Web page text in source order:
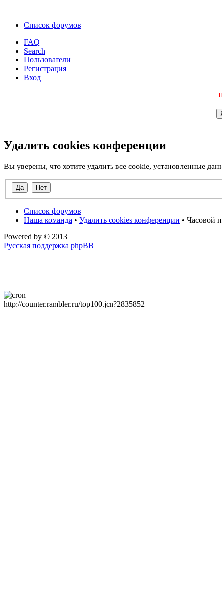
Список форумов
FAQ
Search
Пользователи
Регистрация
Вход
Удалить cookies конференции
Вы уверены, что хотите удалить все cookie, установленные
Список форумов
Наша команда • Удалить cookies конференции • Часовой
Powered by © 2013
Русская поддержка phpBB
http://counter.rambler.ru/top100.jcn?2835852